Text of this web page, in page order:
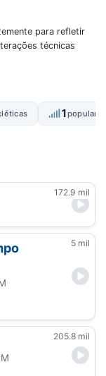
para refletir
técnicas
1popular |
172.9 mil
5 mil
205.8 mil